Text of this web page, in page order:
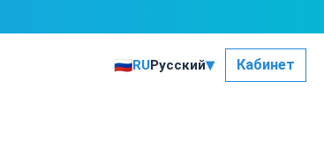
🇷🇺RUРусский▾ Кабинет